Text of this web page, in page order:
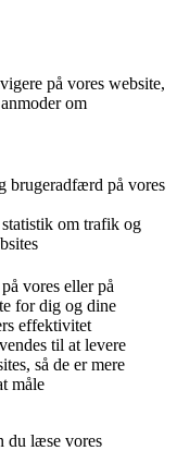
på vores website,
om
brugeradfærd på vores
om trafik og
vores eller på
for dig og dine
effektivitet
til at levere
så de er mere
måle
du læse vores